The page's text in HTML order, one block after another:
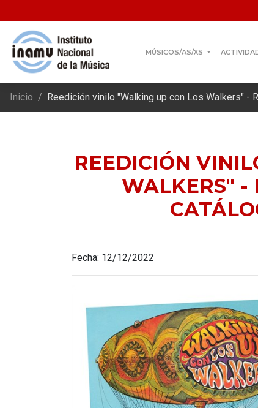
MÚSICOS/AS/XS
Inicio Reedición vinilo "Walking up con Los Walkers" -
REEDICIÓN
WALKERS" -
Fecha: 12/12/2022